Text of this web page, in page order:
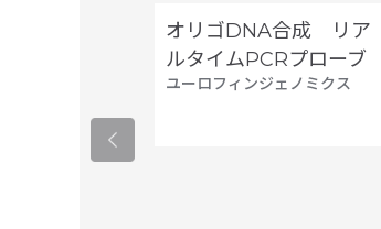
オリゴDNA合成 リア
ルタイムPCRプローブ
ユーロフィンジェノミクス